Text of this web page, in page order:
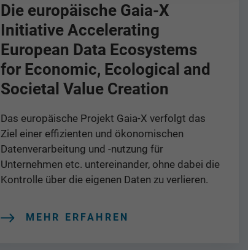
Die europäische Gaia-X
Initiative Accelerating
European Data Ecosystems
for Economic, Ecological and
Societal Value Creation
Das europäische Projekt Gaia-X verfolgt das
Ziel einer effizienten und ökonomischen
Datenverarbeitung und -nutzung für
Unternehmen etc. untereinander, ohne dabei die
Kontrolle über die eigenen Daten zu verlieren.
MEHR ERFAHREN